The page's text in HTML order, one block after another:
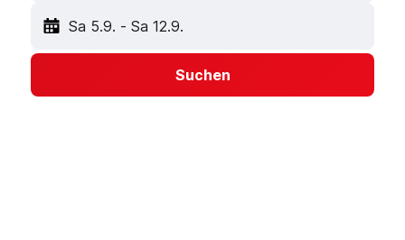
Sa 5.9. - Sa 12.9.
Suchen